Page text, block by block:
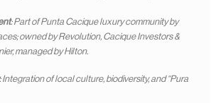
: Part of Punta Cacique luxury community by
owned by Revolution, Cacique Investors &
managed by Hilton.
: Integration of local culture, biodiversity, and “Pura